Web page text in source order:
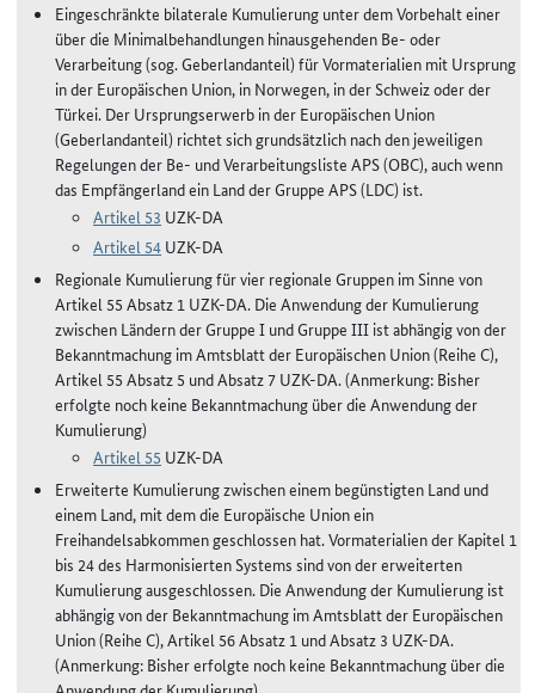
Eingeschränkte bilaterale Kumulierung unter dem Vorbehalt einer
über die Minimalbehandlungen hinausgehenden Be- oder
Verarbeitung (sog. Geberlandanteil) für Vormaterialien mit Ursprung
in der Europäischen Union, in Norwegen, in der Schweiz oder der
Türkei. Der Ursprungserwerb in der Europäischen Union
(Geberlandanteil) richtet sich grundsätzlich nach den jeweiligen
Regelungen der Be- und Verarbeitungsliste APS (OBC), auch wenn
das Empfängerland ein Land der Gruppe APS (LDC) ist.
Artikel 53 UZK-DA
Artikel 54 UZK-DA
Regionale Kumulierung für vier regionale Gruppen im Sinne von
Artikel 55 Absatz 1 UZK-DA. Die Anwendung der Kumulierung
zwischen Ländern der Gruppe I und Gruppe III ist abhängig von der
Bekanntmachung im Amtsblatt der Europäischen Union (Reihe C),
Artikel 55 Absatz 5 und Absatz 7 UZK-DA. (Anmerkung: Bisher
erfolgte noch keine Bekanntmachung über die Anwendung der
Kumulierung)
Artikel 55 UZK-DA
Erweiterte Kumulierung zwischen einem begünstigten Land und
einem Land, mit dem die Europäische Union ein
Freihandelsabkommen geschlossen hat. Vormaterialien der Kapitel 1
bis 24 des Harmonisierten Systems sind von der erweiterten
Kumulierung ausgeschlossen. Die Anwendung der Kumulierung ist
abhängig von der Bekanntmachung im Amtsblatt der Europäischen
Union (Reihe C), Artikel 56 Absatz 1 und Absatz 3 UZK-DA.
(Anmerkung: Bisher erfolgte noch keine Bekanntmachung über die